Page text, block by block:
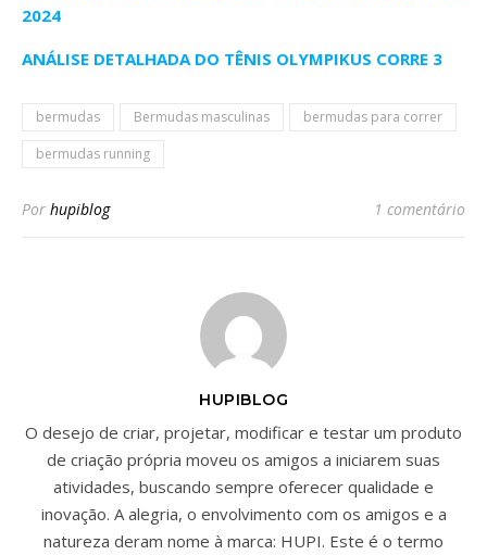
2024
ANÁLISE DETALHADA DO TÊNIS OLYMPIKUS CORRE 3
bermudas Bermudas masculinas
bermudas para correr
bermudas running
Por hupiblog 1 comentário
HUPIBLOG
O desejo de criar, projetar, modificar e testar um produto
de criação própria moveu os amigos a iniciarem suas
atividades, buscando sempre oferecer qualidade e
inovação. A alegria, o envolvimento com os amigos e a
natureza deram nome à marca: HUPI. Este é o termo